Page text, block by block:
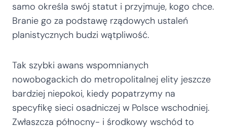
samo określa swój statut i przyjmuje, kogo chce.
Branie go za podstawę rządowych ustaleń
planistycznych budzi wątpliwość.
Tak szybki awans wspomnianych
nowobogackich do metropolitalnej elity jeszcze
bardziej niepokoi, kiedy popatrzymy na
specyfikę sieci osadniczej w Polsce wschodniej.
Zwłaszcza północny- i środkowy wschód to